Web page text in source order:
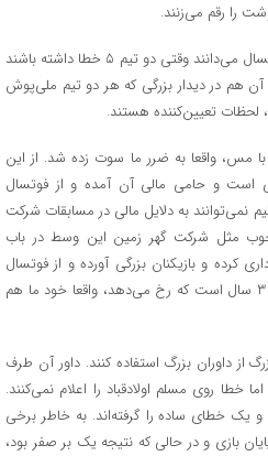
را رقم می‌زنند.
احمدی افزود: دوستان و کارشناسان فوتسال می‌دانند وقتی دو تیم ۵ خطا داشته باشند
آن هم در دیدار بزرگی که هر دو تیم ملی‌پوش
تعیین‌کننده هستند.
مس، واقعا به ضرر ما سوت زده شد. از این
است و حامی مالی آن آمده و از فوتسال
به دلایل مالی در مسابقات شرکت
مثل شرکت گهر زمین این وسط در باب
کرده و بازیکنان بزرگی آورده و از فوتسال
حمایت می‌کند، اما وقتی چنین اتفاقی ۳ سال است که رخ می‌دهد، واقعا خود ما هم
از داوران بزرگ استفاده کنند. داور آن طرف
خطا روی مسلم اولادقباد را اعلام نمی‌کنند.
و یک خطای ساده را گرفته‌اند. به خاطر برخی
مانده به پایان بازی و در حالی که نتیجه یک بر صفر بود،